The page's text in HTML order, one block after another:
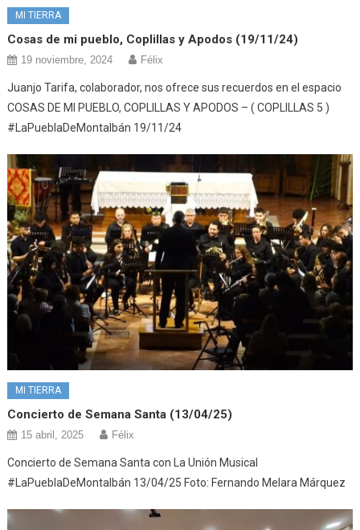
MI TIERRA
Cosas de mi pueblo, Coplillas y Apodos (19/11/24)
19 noviembre, 2024 Félix
Juanjo Tarifa, colaborador, nos ofrece sus recuerdos en el espacio
COSAS DE MI PUEBLO, COPLILLAS Y APODOS – ( COPLILLAS 5 )
#LaPueblaDeMontalbán 19/11/24
MI TIERRA
Concierto de Semana Santa (13/04/25)
15 abril, 2025 Félix
Concierto de Semana Santa con La Unión Musical
#LaPueblaDeMontalbán 13/04/25 Foto: Fernando Melara Márquez